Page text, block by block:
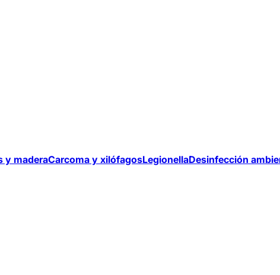
y maderaCarcoma y xilófagosLegionellaDesinfección